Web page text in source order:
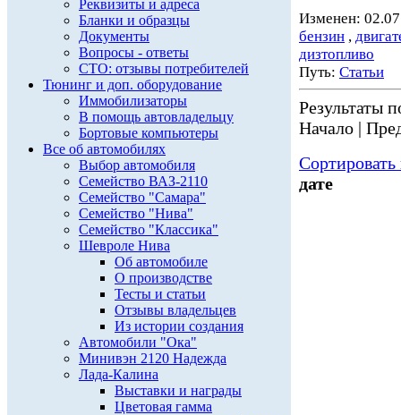
Реквизиты и адреса
Бланки и образцы
Документы
Вопросы - ответы
СТО: отзывы потребителей
Тюнинг и доп. оборудование
Иммобилизаторы
В помощь автовладельцу
Бортовые компьютеры
Все об автомобилях
Выбор автомобиля
Семейство ВАЗ-2110
Семейство "Самара"
Семейство "Нива"
Семейство "Классика"
Шевроле Нива
Об автомобиле
О производстве
Тесты и статьи
Отзывы владельцев
Из истории создания
Автомобили "Ока"
Минивэн 2120 Надежда
Лада-Калина
Выставки и награды
Цветовая гамма
Изменен:
бензин ,
дизтопливо
Путь: Статьи
Результаты
Начало |
дате